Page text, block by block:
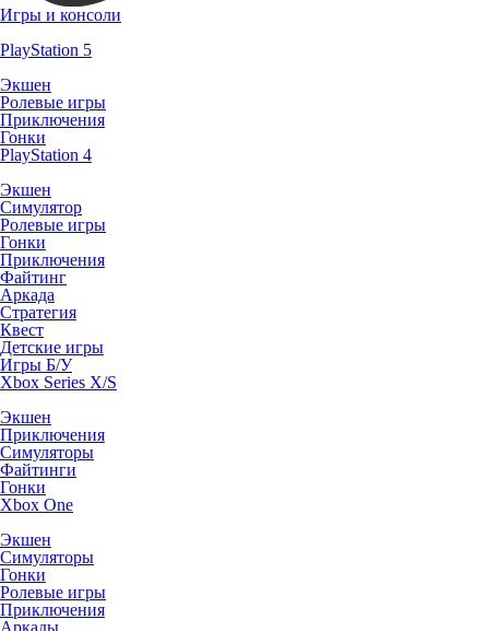
Игры и консоли
PlayStation 5
Экшен
Ролевые игры
Приключения
Гонки
PlayStation 4
Экшен
Симулятор
Ролевые игры
Гонки
Приключения
Файтинг
Аркада
Стратегия
Квест
Детские игры
Игры Б/У
Xbox Series X/S
Экшен
Приключения
Симуляторы
Файтинги
Гонки
Xbox One
Экшен
Симуляторы
Гонки
Ролевые игры
Приключения
Аркады